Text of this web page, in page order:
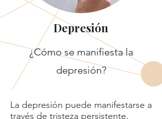
Depresión
¿Cómo se manifiesta la
depresión?
La depresión puede manifestarse a
través de tristeza persistente,